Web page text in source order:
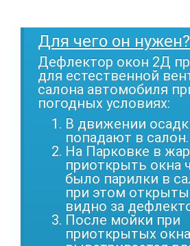
Для чего он нужен?
Дефлектор окон 2Д
для естественной
салона автомобиля
погодных условиях:
В движении
попадают в салон.
На Парковке в
приоткрыть окна
было парилки в
при этом
видно за
После мойки при
приоткрытых